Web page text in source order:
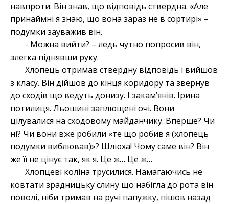
навпроти. Він знав, що відповідь ствердна. «Але
принаймні я знаю, що вона зараз не в сортирі» –
подумки зауважив він.
- Можна вийти? – ледь чутно попросив він,
злегка піднявши руку.
Хлопець отримав ствердну відповідь і вийшов
з класу. Він дійшов до кінця коридору та звернув
до сходів що ведуть донизу. І закам’янів. Ірина
потилиця. Льошині заплющені очі. Вони
цілувалися на сходовому майданчику. Вперше? Чи
ні? Чи вони вже робили «те що робив я (хлопець
подумки виблював)»? Шлюха! Чому саме він? Він
же її не цінує так, як я. Це ж… Це ж…
Хлопцеві коліна трусилися. Намагаючись не
ковтати зрадницьку слину що набігла до рота він
поволі, ніби тримав на ручі папужку, пішов назад